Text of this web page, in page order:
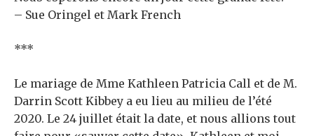
– Sue Oringel et Mark French
***
Le mariage de Mme Kathleen Patricia Call et de M.
Darrin Scott Kibbey a eu lieu au milieu de l’été
2020. Le 24 juillet était la date, et nous allions tout